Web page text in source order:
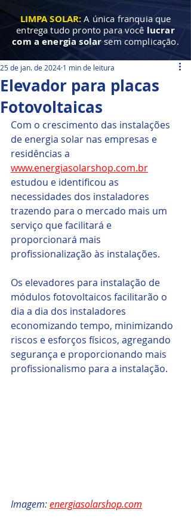
LIMPA SOLAR:A única franquia que
entrega tudo pronto para você lucrar
com a energia solar sem complicação.
Elevador para placas
Fotovoltaicas
25 de jan. de 2024 1 min de leitura
Com o crescimento das instalações
de energia solar nas empresas e
residências a
www.energiasolarshop.com.br
estudou e identificou as
necessidades dos instaladores
trazendo para o mercado mais um
serviço que facilitará e
proporcionará mais
profissionalização às instalações.
Os elevadores para instalação de
módulos fotovoltaicos facilitarão o
dia a dia dos instaladores
economizando tempo, minimizando
riscos e esforços físicos, agregando
segurança e proporcionando mais
profissionalismo para a instalação.
Imagem: energiasolarshop.com